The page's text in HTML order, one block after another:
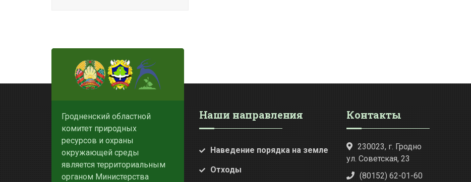
Гродненский областной
комитет природных
ресурсов и охраны
окружающей среды
является территориальным
органом Министерства
Наши направления
Наведение порядка на земле
Отходы
Контакты
230023, г. Гродно
ул. Советская, 23
(80152) 62-01-60